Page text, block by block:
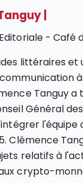
- Café
littéraires et
Tanguy
Général
l'équipe
Clémence
relatifs à
crypto-